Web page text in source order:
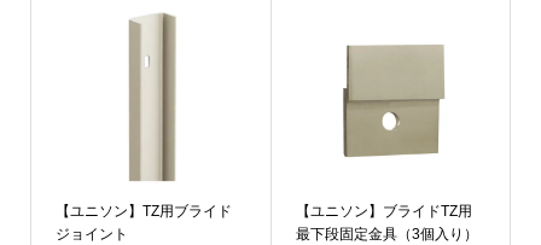
【ユニソン】TZ用ブライド
ジョイント
【ユニソン】ブライドTZ用
最下段固定金具（3個入り）